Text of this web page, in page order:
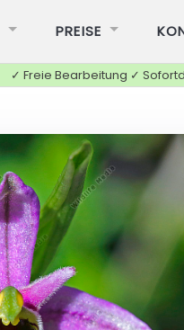
PREISE
✓ Freie Bearbeitung ✓